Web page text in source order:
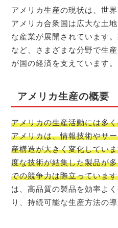
アメリカ生産の現状は、世
アメリカ合衆国は広大な土
な産業が展開されています
など、さまざまな分野で生
が国の経済を支えています。
アメリカ生産の概要
アメリカの生産活動には多
アメリカは、情報技術やサ
産構造が大きく変化してい
度な技術が結集した製品が
での競争力は際立っていま
は、高品質の製品を効率よ
り、持続可能な生産方法の